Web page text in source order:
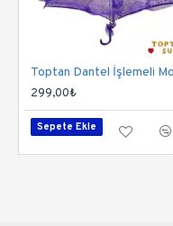
299,00₺
Sepete Ekle